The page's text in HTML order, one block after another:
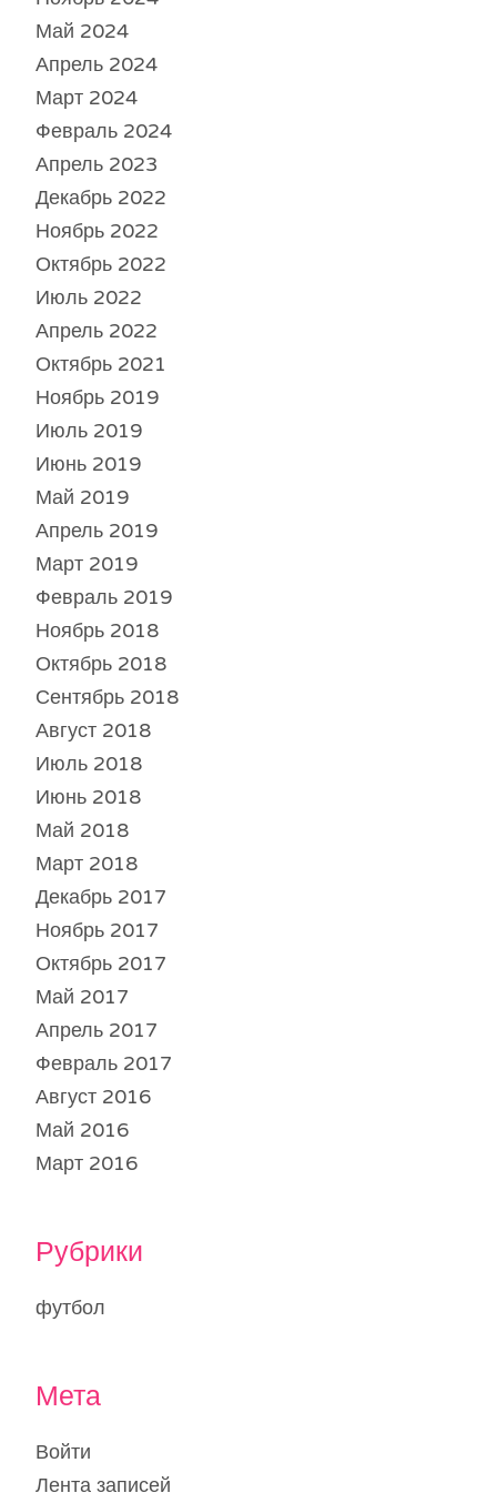
Май 2024
Апрель 2024
Март 2024
Февраль 2024
Апрель 2023
Декабрь 2022
Ноябрь 2022
Октябрь 2022
Июль 2022
Апрель 2022
Октябрь 2021
Ноябрь 2019
Июль 2019
Июнь 2019
Май 2019
Апрель 2019
Март 2019
Февраль 2019
Ноябрь 2018
Октябрь 2018
Сентябрь 2018
Август 2018
Июль 2018
Июнь 2018
Май 2018
Март 2018
Декабрь 2017
Ноябрь 2017
Октябрь 2017
Май 2017
Апрель 2017
Февраль 2017
Август 2016
Май 2016
Март 2016
Рубрики
футбол
Мета
Войти
Лента записей